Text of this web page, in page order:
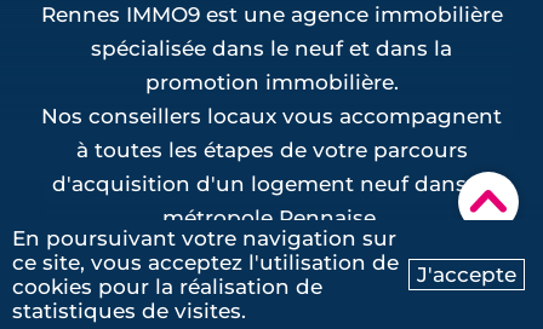
Ma recherche Contactez-nous
▾
Rennes IMMO9 est une agence immobilière
spécialisée dans le neuf et dans la
promotion immobilière.
Nos conseillers locaux vous accompagnent
à toutes les étapes de votre parcours
d'acquisition d'un logement neuf dans la
métropole Rennaise.
En poursuivant votre navigation sur
ce site, vous acceptez l'utilisation de
cookies pour la réalisation de
statistiques de visites.
J'accepte